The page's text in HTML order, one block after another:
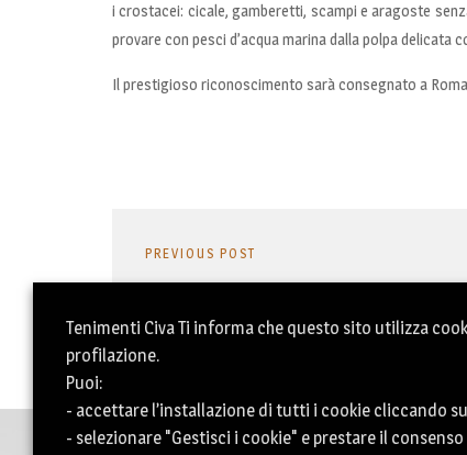
i crostacei: cicale, gamberetti, scampi e aragoste
provare con pesci d’acqua marina dalla polpa delicata
Il prestigioso riconoscimento sarà consegnato a
PREVIOUS POST
Tenimenti Civa Ti informa che questo sito utilizza
profilazione.
Puoi:
- accettare l’installazione di tutti i cookie cliccando
- selezionare "Gestisci i cookie" e prestare il